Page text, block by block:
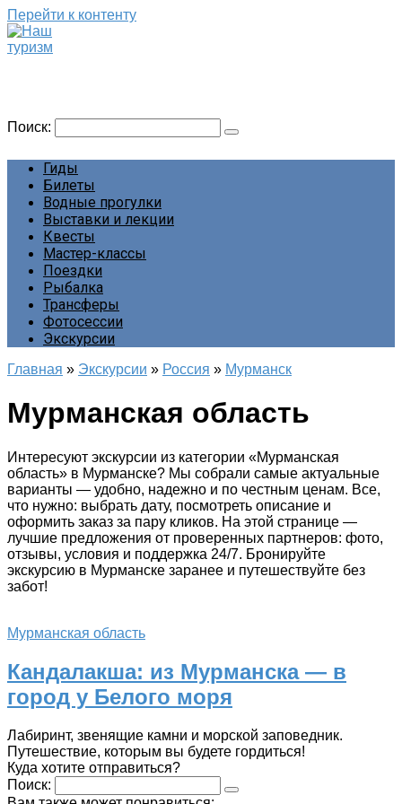
Перейти к контенту
Поиск:
Гиды
Билеты
Водные прогулки
Выставки и лекции
Квесты
Мастер-классы
Поездки
Рыбалка
Трансферы
Фотосессии
Экскурсии
Главная » Экскурсии » Россия » Мурманск
Мурманская область
Интересуют экскурсии из категории «Мурманская
область» в Мурманске? Мы собрали самые актуальные
варианты — удобно, надежно и по честным ценам. Все,
что нужно: выбрать дату, посмотреть описание и
оформить заказ за пару кликов. На этой странице —
лучшие предложения от проверенных партнеров: фото,
отзывы, условия и поддержка 24/7. Бронируйте
экскурсию в Мурманске заранее и путешествуйте без
забот!
Мурманская область
Кандалакша: из Мурманска — в
город у Белого моря
Лабиринт, звенящие камни и морской заповедник.
Путешествие, которым вы будете гордиться!
Куда хотите отправиться?
Поиск: